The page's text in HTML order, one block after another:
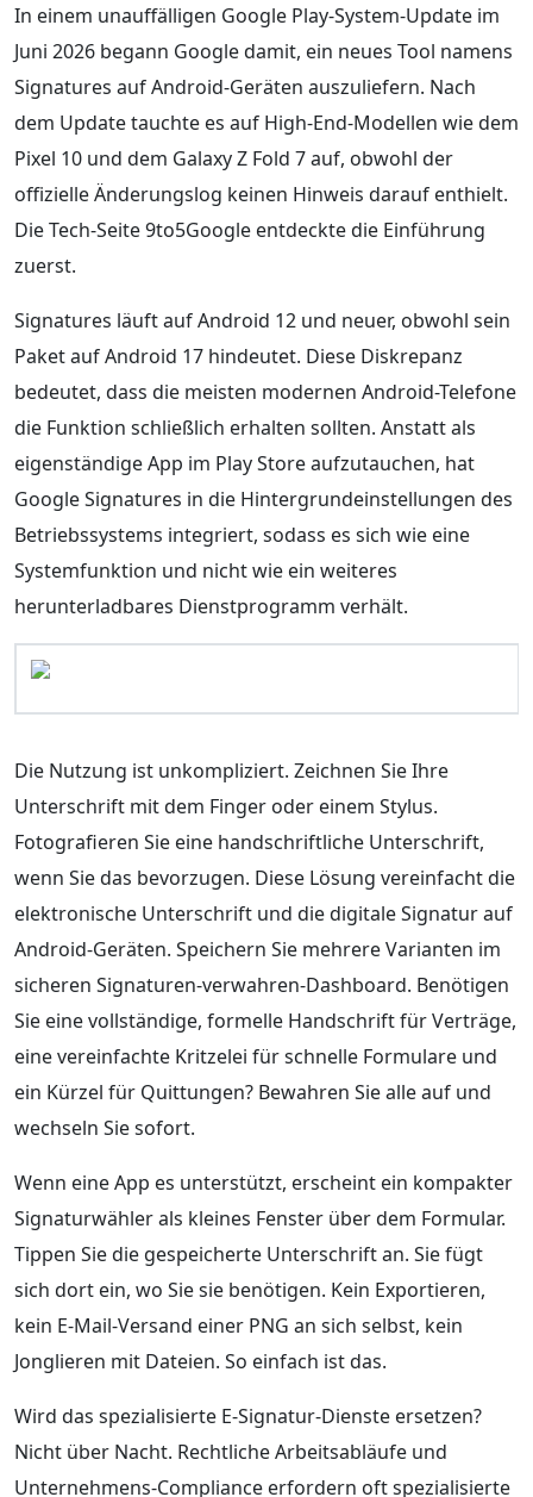
In einem unauffälligen Google Play-System-Update im
Juni 2026 begann Google damit, ein neues Tool namens
Signatures auf Android-Geräten auszuliefern. Nach
dem Update tauchte es auf High-End-Modellen wie dem
Pixel 10 und dem Galaxy Z Fold 7 auf, obwohl der
offizielle Änderungslog keinen Hinweis darauf enthielt.
Die Tech-Seite 9to5Google entdeckte die Einführung
zuerst.
Signatures läuft auf Android 12 und neuer, obwohl sein
Paket auf Android 17 hindeutet. Diese Diskrepanz
bedeutet, dass die meisten modernen Android-Telefone
die Funktion schließlich erhalten sollten. Anstatt als
eigenständige App im Play Store aufzutauchen, hat
Google Signatures in die Hintergrundeinstellungen des
Betriebssystems integriert, sodass es sich wie eine
Systemfunktion und nicht wie ein weiteres
herunterladbares Dienstprogramm verhält.
Die Nutzung ist unkompliziert. Zeichnen Sie Ihre
Unterschrift mit dem Finger oder einem Stylus.
Fotografieren Sie eine handschriftliche Unterschrift,
wenn Sie das bevorzugen. Diese Lösung vereinfacht die
elektronische Unterschrift und die digitale Signatur auf
Android-Geräten. Speichern Sie mehrere Varianten im
sicheren Signaturen-verwahren-Dashboard. Benötigen
Sie eine vollständige, formelle Handschrift für Verträge,
eine vereinfachte Kritzelei für schnelle Formulare und
ein Kürzel für Quittungen? Bewahren Sie alle auf und
wechseln Sie sofort.
Wenn eine App es unterstützt, erscheint ein kompakter
Signaturwähler als kleines Fenster über dem Formular.
Tippen Sie die gespeicherte Unterschrift an. Sie fügt
sich dort ein, wo Sie sie benötigen. Kein Exportieren,
kein E-Mail-Versand einer PNG an sich selbst, kein
Jonglieren mit Dateien. So einfach ist das.
Wird das spezialisierte E-Signatur-Dienste ersetzen?
Nicht über Nacht. Rechtliche Arbeitsabläufe und
Unternehmens-Compliance erfordern oft spezialisierte